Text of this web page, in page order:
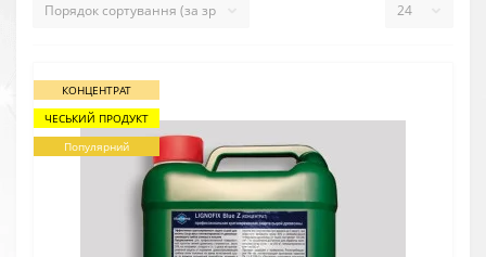
КОНЦЕНТРАТ
ЧЕСЬКИЙ ПРОДУКТ
Популярний